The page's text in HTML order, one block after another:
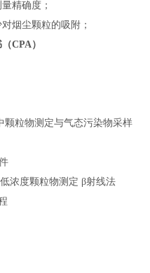
精确度；
烟尘颗粒的吸附；
CPA）
颗粒物测定与气态污染物采样
浓度颗粒物测定 β射线法